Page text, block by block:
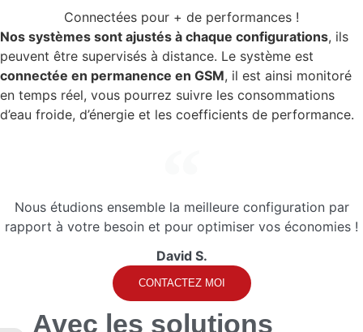
Connectées pour + de performances !
Nos systèmes sont ajustés à chaque configurations, ils
peuvent être supervisés à distance. Le système est
connectée en permanence en GSM, il est ainsi monitoré
en temps réel, vous pourrez suivre les consommations
d’eau froide, d’énergie et les coefficients de performance.
Nous étudions ensemble la meilleure configuration par
rapport à votre besoin et pour optimiser vos économies !​
David S.
CONTACTEZ MOI
Avec les solutions